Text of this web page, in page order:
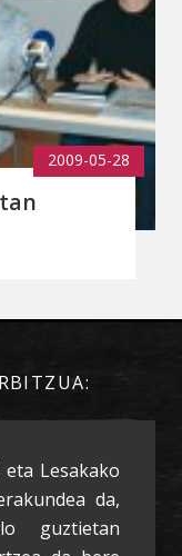
2009-05-28
Lesakako
da,
guztietan